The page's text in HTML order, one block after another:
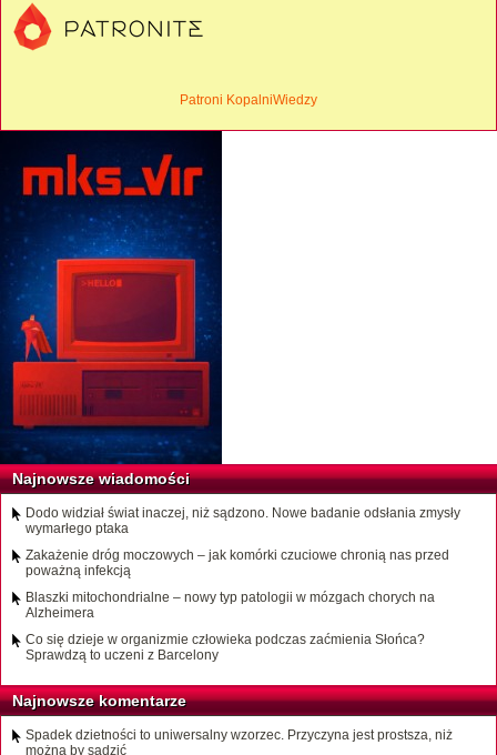
Patroni KopalniWiedzy
Najnowsze wiadomości
Dodo widział świat inaczej, niż sądzono. Nowe badanie odsłania zmysły
wymarłego ptaka
Zakażenie dróg moczowych – jak komórki czuciowe chronią nas przed
poważną infekcją
Blaszki mitochondrialne – nowy typ patologii w mózgach chorych na
Alzheimera
Co się dzieje w organizmie człowieka podczas zaćmienia Słońca?
Sprawdzą to uczeni z Barcelony
Najnowsze komentarze
Spadek dzietności to uniwersalny wzorzec. Przyczyna jest prostsza, niż
można by sądzić